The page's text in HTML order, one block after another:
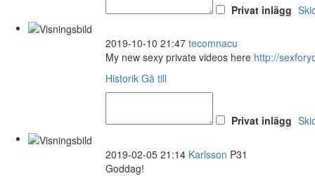
Privat inlägg
2019-10-10 21:47 tecomnacu
My new sexy private videos here http://
Historik Gå till
Privat inlägg
2019-02-05 21:14 Karlsson P31
Goddag!